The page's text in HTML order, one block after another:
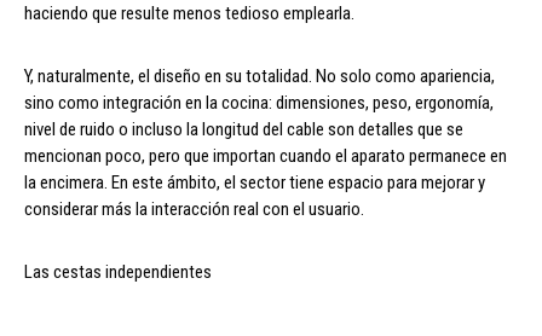
haciendo que resulte menos tedioso emplearla.
Y, naturalmente, el diseño en su totalidad. No solo como apariencia,
sino como integración en la cocina: dimensiones, peso, ergonomía,
nivel de ruido o incluso la longitud del cable son detalles que se
mencionan poco, pero que importan cuando el aparato permanece en
la encimera. En este ámbito, el sector tiene espacio para mejorar y
considerar más la interacción real con el usuario.
Las cestas independientes